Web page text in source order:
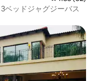
ベッドジャグジーバス